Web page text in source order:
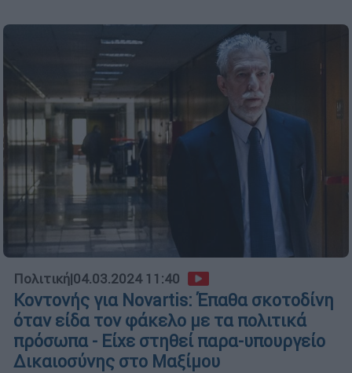
Πολιτική|04.03.2024 11:40
Κοντονής για Novartis: Έπαθα σκοτοδίνη
όταν είδα τον φάκελο με τα πολιτικά
πρόσωπα - Είχε στηθεί παρα-υπουργείο
Δικαιοσύνης στο Μαξίμου